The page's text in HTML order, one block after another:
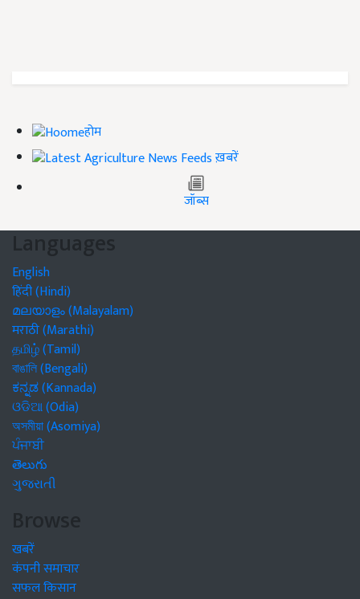
होम
ख़बरें
जॉब्स
Languages
English
हिंदी (Hindi)
മലയാളം (Malayalam)
मराठी (Marathi)
தமிழ் (Tamil)
বাঙালি (Bengali)
ಕನ್ನಡ (Kannada)
ଓଡିଆ (Odia)
অসমীয়া (Asomiya)
ਪੰਜਾਬੀ
తెలుగు
ગુજરાતી
Browse
खबरें
कंपनी समाचार
सफल किसान